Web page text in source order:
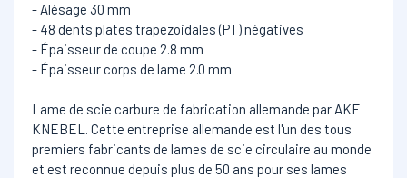
- Alésage 30 mm
- 48 dents plates trapezoidales (PT) négatives
- Épaisseur de coupe 2.8 mm
- Épaisseur corps de lame 2.0 mm
Lame de scie carbure de fabrication allemande par AKE
KNEBEL. Cette entreprise allemande est l'un des tous
premiers fabricants de lames de scie circulaire au monde
et est reconnue depuis plus de 50 ans pour ses lames